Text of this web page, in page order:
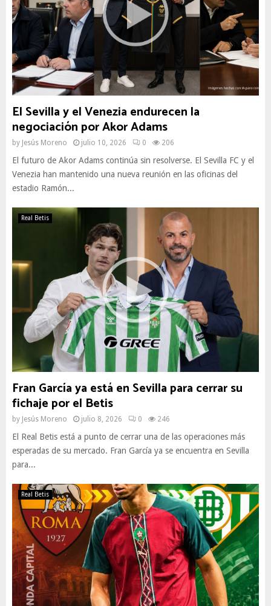
El Sevilla y el Venezia endurecen la
negociación por Akor Adams
by Jesús Moreno julio 10, 2026 0 206
El futuro de Akor Adams continúa sin resolverse. El Sevilla FC y el
Venezia han mantenido una nueva reunión en las oficinas del
estadio Ramón...
Real Betis
Fran García ya está en Sevilla para cerrar su
fichaje por el Betis
by Jesús Moreno julio 8, 2026 0 246
El Real Betis está a punto de cerrar una de las operaciones más
esperadas de su mercado. Fran García ya se encuentra en Sevilla
para...
Real Betis